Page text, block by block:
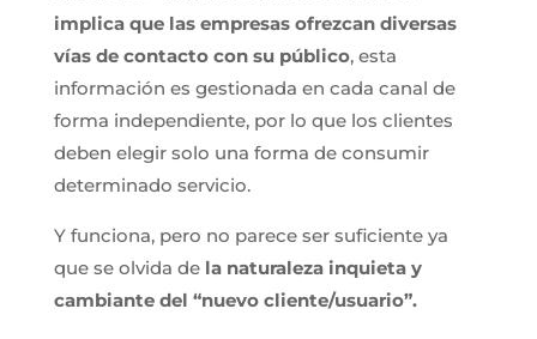
implica que las empresas ofrezcan diversas
vías de contacto con su público, esta
información es gestionada en cada canal de
forma independiente, por lo que los clientes
deben elegir solo una forma de consumir
determinado servicio.
Y funciona, pero no parece ser suficiente ya
que se olvida de la naturaleza inquieta y
cambiante del “nuevo cliente/usuario”.